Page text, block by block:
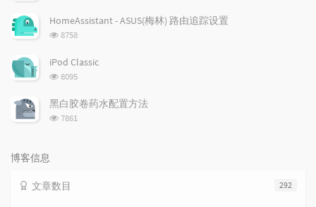
次
HomeAssistant - ASUS(梅林) 路由追踪设置
浏
次
8758
iPod Classic
浏
次
数:
8095
黑白胶卷药水配置方法
浏
7861
博客信息
292
文章数目